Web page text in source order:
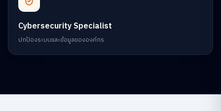
Cybersecurity Specialist
ปกป้องระบบและข้อมูลขององค์กร